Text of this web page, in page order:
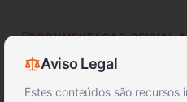
DOCUMENTAÇÃO OFICIAL
RGEUAviso Legal
Estes conteúdos são recursos